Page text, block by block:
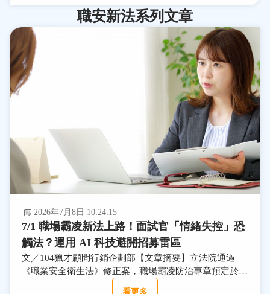
職安新法系列文章
2026年7月8日 10:24:15
7/1 職場霸凌新法上路！面試官「情緒失控」恐
觸法？運用 AI 科技避開招募雷區
文／104獵才顧問行銷企劃部【文章摘要】立法院通過
《職業安全衛生法》修正案，職場霸凌防治專章預定於
看更多